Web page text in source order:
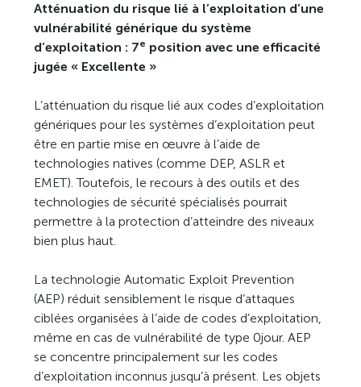
Atténuation du risque lié à l’exploitation d’une
vulnérabilité générique du système
d’exploitation : 7e position avec une efficacité
jugée « Excellente »
L’atténuation du risque lié aux codes d’exploitation
génériques pour les systèmes d’exploitation peut
être en partie mise en œuvre à l’aide de
technologies natives (comme DEP, ASLR et
EMET). Toutefois, le recours à des outils et des
technologies de sécurité spécialisés pourrait
permettre à la protection d’atteindre des niveaux
bien plus haut.
La technologie Automatic Exploit Prevention
(AEP) réduit sensiblement le risque d’attaques
ciblées organisées à l’aide de codes d’exploitation,
même en cas de vulnérabilité de type 0jour. AEP
se concentre principalement sur les codes
d’exploitation inconnus jusqu’à présent. Les objets